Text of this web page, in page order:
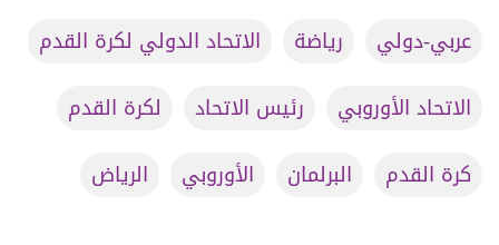
عربي-دولي رياضة
الاتحاد الدولي لكرة القدم
الاتحاد الأوروبي
رئيس الاتحاد
لكرة القدم
كرة القدم
البرلمان الأوروبي الرياض